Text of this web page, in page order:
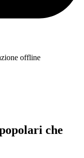
offline
che